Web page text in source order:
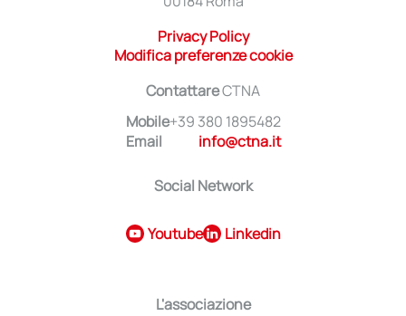
Privacy Policy
Modifica preferenze cookie
ContattareCTNA
Mobile+39 380 1895482
Email
info@ctna.it
Social Network
Youtube Linkedin
L'associazione